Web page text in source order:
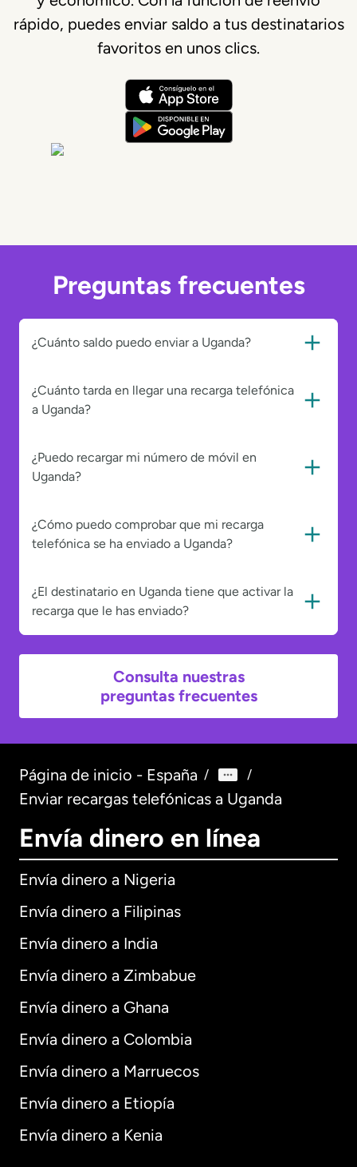
rápido, puedes enviar saldo a tus destinatarios
favoritos en unos clics.
Preguntas frecuentes
¿Cuánto saldo puedo enviar a Uganda?
¿Cuánto tarda en llegar una recarga telefónica
a Uganda?
¿Puedo recargar mi número de móvil en
Uganda?
¿Cómo puedo comprobar que mi recarga
telefónica se ha enviado a Uganda?
¿El destinatario en Uganda tiene que activar la
recarga que le has enviado?
Consulta nuestras
preguntas frecuentes
Página de inicio - España / /
Enviar recargas telefónicas a Uganda
Envía dinero en línea
Envía dinero a Nigeria
Envía dinero a Filipinas
Envía dinero a India
Envía dinero a Zimbabue
Envía dinero a Ghana
Envía dinero a Colombia
Envía dinero a Marruecos
Envía dinero a Etiopía
Envía dinero a Kenia